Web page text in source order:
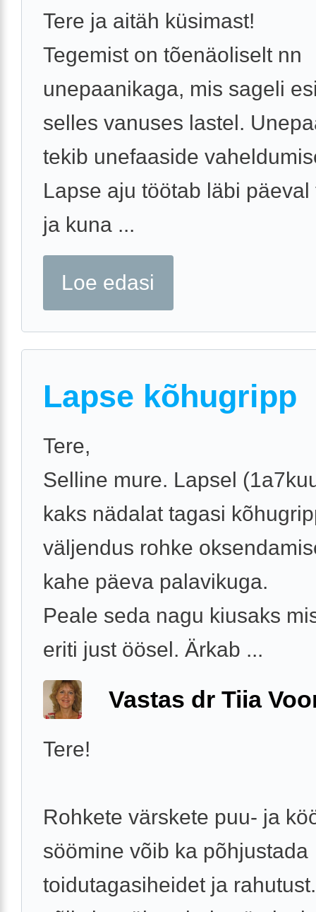
Tere ja aitäh küsimast!
Tegemist on tõenäoliselt nn
unepaanikaga, mis sageli
selles vanuses lastel.
tekib unefaaside
Lapse aju töötab läbi päeval
ja kuna ...
Loe edasi
Lapse kõhugripp
Tere,
Selline mure. Lapsel
kaks nädalat tagasi
väljendus rohke
kahe päeva palavikuga.
Peale seda nagu kiusaks
eriti just öösel. Ärkab ...
Vastas dr Tiia
Tere!
Rohkete värskete puu- ja
söömine võib ka põhjustada
toidutagasiheidet ja